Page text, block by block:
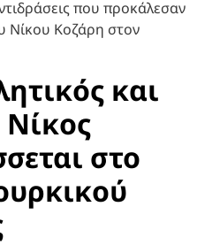
που προκάλεσαν
Νίκου Κοζάρη στον
και
στο